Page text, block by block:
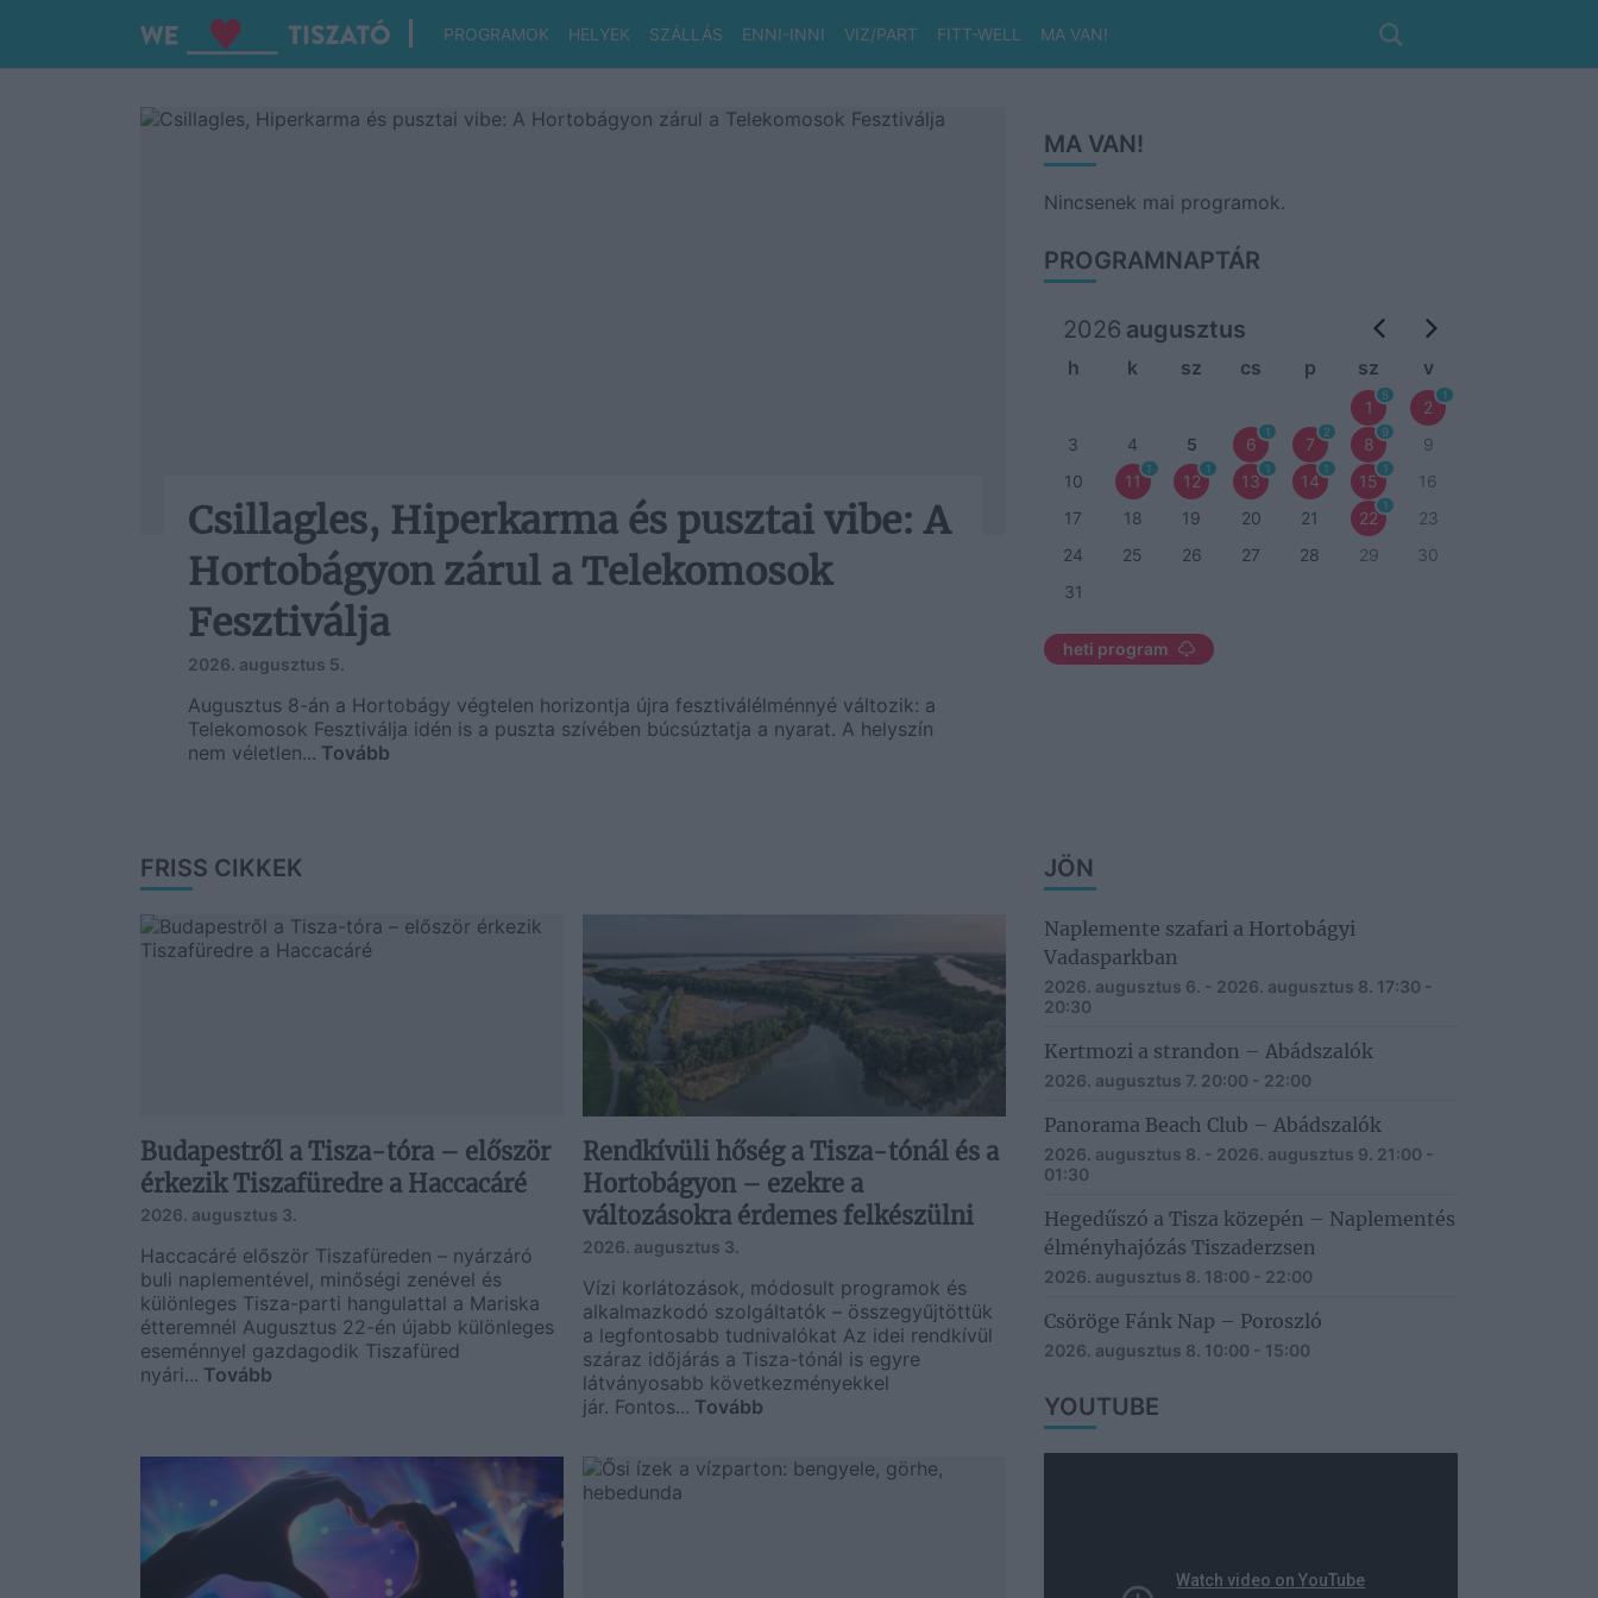
PROGRAMOK HELYEK SZÁLLÁS ENNI-INNI VIZ/PART FITT-WELL MA VAN!
Csillagles, Hiperkarma és pusztai vibe: A
Hortobágyon zárul a Telekomosok
Fesztiválja
2026. augusztus 5.
Augusztus 8-án a Hortobágy végtelen horizontja újra fesztiválélménnyé változik: a
Telekomosok Fesztiválja idén is a puszta szívében búcsúztatja a nyarat. A helyszín
nem véletlen... Tovább
MA VAN!
Nincsenek mai programok.
PROGRAMNAPTÁR
2026 augusztus
h k sz cs p sz v
1
5
2
1
3 4 5 6
1
7
2
8
9
9
10
11
1
12
1
13
1
14
1
15
1
16
17
18 19 20 21 22
1
23
24
25 26 27 28 29
30
31
heti program
FRISS CIKKEK
Budapestről a Tisza-tóra – először
érkezik Tiszafüredre a Haccacáré
2026. augusztus 3.
Haccacáré először Tiszafüreden – nyárzáró
buli naplementével, minőségi zenével és
különleges Tisza-parti hangulattal a Mariska
étteremnél Augusztus 22-én újabb különleges
eseménnyel gazdagodik Tiszafüred
nyári... Tovább
Rendkívüli hőség a Tisza-tónál és a
Hortobágyon – ezekre a
változásokra érdemes felkészülni
2026. augusztus 3.
Vízi korlátozások, módosult programok és
alkalmazkodó szolgáltatók – összegyűjtöttük
a legfontosabb tudnivalókat Az idei rendkívül
száraz időjárás a Tisza-tónál is egyre
látványosabb következményekkel
jár. Fontos... Tovább
JÖN
Naplemente szafari a Hortobágyi
Vadasparkban
2026. augusztus 6. - 2026. augusztus 8. 17:30 -
20:30
Kertmozi a strandon – Abádszalók
2026. augusztus 7. 20:00 - 22:00
Panorama Beach Club – Abádszalók
2026. augusztus 8. - 2026. augusztus 9. 21:00 -
01:30
Hegedűszó a Tisza közepén – Naplementés
élményhajózás Tiszaderzsen
2026. augusztus 8. 18:00 - 22:00
Csöröge Fánk Nap – Poroszló
2026. augusztus 8. 10:00 - 15:00
YOUTUBE